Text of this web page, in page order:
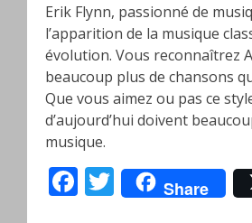
Erik Flynn, passionné de
l’apparition de la musique
évolution. Vous reconnaîtrez
beaucoup plus de chansons
Que vous aimez ou pas ce
d’aujourd’hui doivent
musique.
Facebook
Twitter
Share